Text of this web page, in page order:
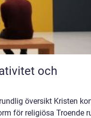
och
översikt Kristen
för religiösa Troende